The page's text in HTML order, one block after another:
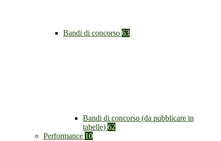
Bandi di concorso 63
Bandi di concorso (da pubblicare in
tabelle) 62
Performance 10